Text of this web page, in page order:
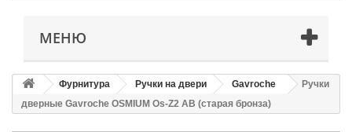
МЕНЮ
Фурнитура Ручки на двери Gavroche
Ручки
дверные Gavroche OSMIUM Os-Z2 AB (старая бронза)